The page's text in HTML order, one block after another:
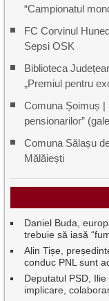
“Campionatul
FC Corvinul
Sepsi OSK
Biblioteca
„Premiul pentru
Comuna Șoimuș |
pensionarilor”
Comuna Sălașu
Mălăiești
Daniel Buda,
trebuie să iasă
Alin Tișe,
conduc PNL sunt
Deputatul PSD,
implicare,